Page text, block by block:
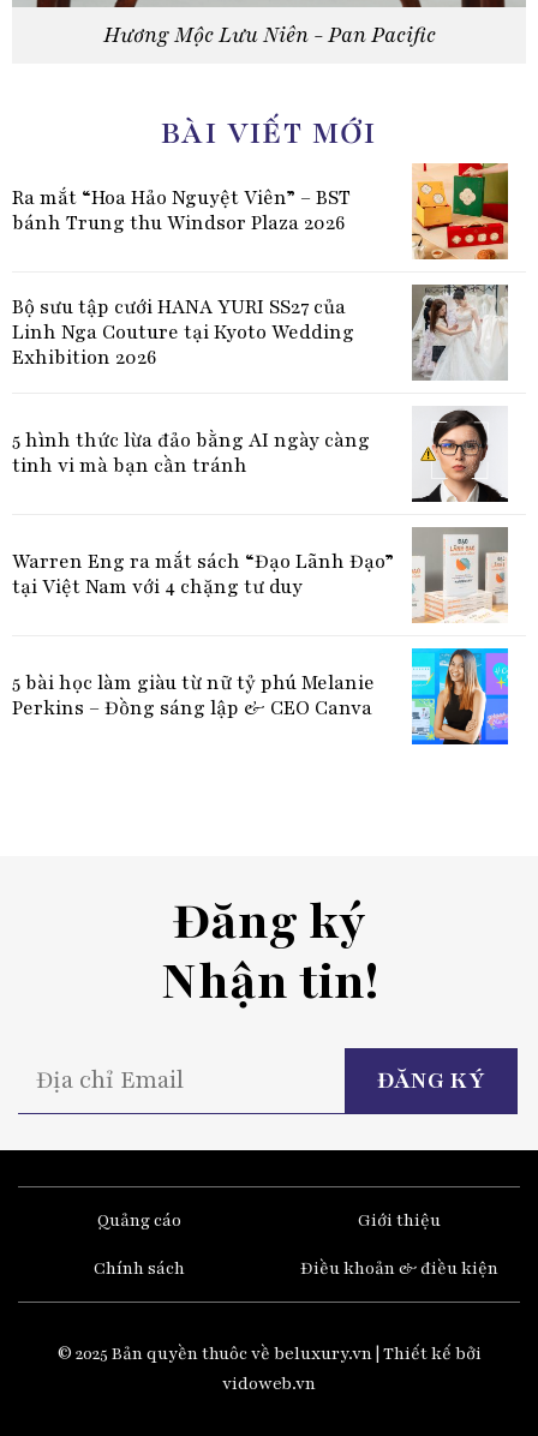
Hương Mộc Lưu Niên - Pan Pacific
BÀI VIẾT MỚI
Ra mắt “Hoa Hảo Nguyệt Viên” – BST
bánh Trung thu Windsor Plaza 2026
Bộ sưu tập cưới HANA YURI SS27 của
Linh Nga Couture tại Kyoto Wedding
Exhibition 2026
5 hình thức lừa đảo bằng AI ngày càng
tinh vi mà bạn cần tránh
Warren Eng ra mắt sách “Đạo Lãnh Đạo”
tại Việt Nam với 4 chặng tư duy
5 bài học làm giàu từ nữ tỷ phú Melanie
Perkins – Đồng sáng lập & CEO Canva
Đăng ký
Nhận tin!
Quảng cáo Giới thiệu
Chính sách Điều khoản & điều kiện
© 2025 Bản quyền thuôc về beluxury.vn | Thiết kế bởi
vidoweb.vn